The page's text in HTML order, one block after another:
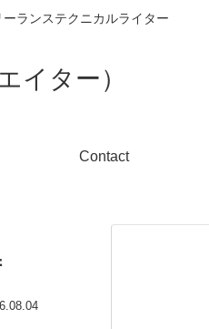
ランステクニカルライター
イター）
Contact